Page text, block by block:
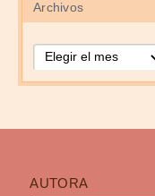
Archivos
AUTORA